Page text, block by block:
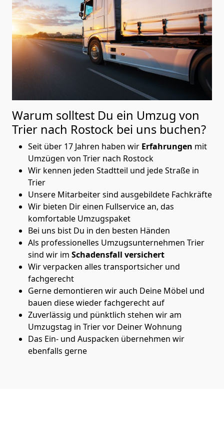
Warum solltest Du ein Umzug von
Trier nach Rostock bei uns buchen?
Seit über 17 Jahren haben wir Erfahrungen mit
Umzügen von Trier nach Rostock
Wir kennen jeden Stadtteil und jede Straße in
Trier
Unsere Mitarbeiter sind ausgebildete Fachkräfte
Wir bieten Dir einen Fullservice an, das
komfortable Umzugspaket
Bei uns bist Du in den besten Händen
Als professionelles Umzugsunternehmen Trier
sind wir im Schadensfall versichert
Wir verpacken alles transportsicher und
fachgerecht
Gerne demontieren wir auch Deine Möbel und
bauen diese wieder fachgerecht auf
Zuverlässig und pünktlich stehen wir am
Umzugstag in Trier vor Deiner Wohnung
Das Ein- und Auspacken übernehmen wir
ebenfalls gerne